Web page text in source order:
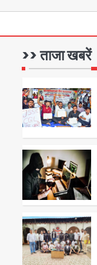
>> ताजा खबरें
1
2
3